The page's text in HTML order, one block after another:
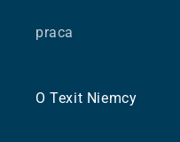
praca
O Texit Niemcy